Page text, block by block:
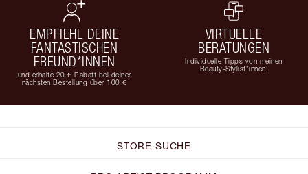
EMPFIEHL DEINE
FANTASTISCHEN
FREUND*INNEN
und erhalte 20 € Rabatt bei deiner
nächsten Bestellung über 100 €
VIRTUELLE
BERATUNGEN
Individuelle Tipps von meinen
Beauty-Stylist*innen!
STORE-SUCHE